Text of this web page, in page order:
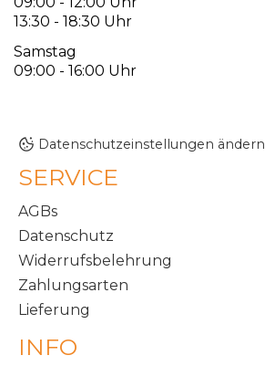
13:30 - 18:30 Uhr
Samstag
09:00 - 16:00 Uhr
Datenschutzeinstellungen ändern
SERVICE
AGBs
Datenschutz
Widerrufsbelehrung
Zahlungsarten
Lieferung
INFO